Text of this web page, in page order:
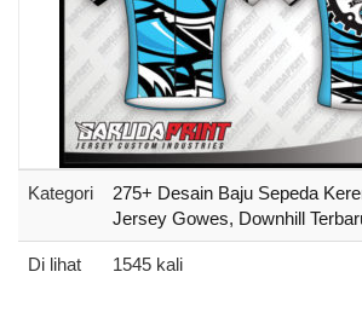
Kategori
275+ Desain Baju Sepeda
Jersey Gowes, Downhill
Di lihat 1545 kali